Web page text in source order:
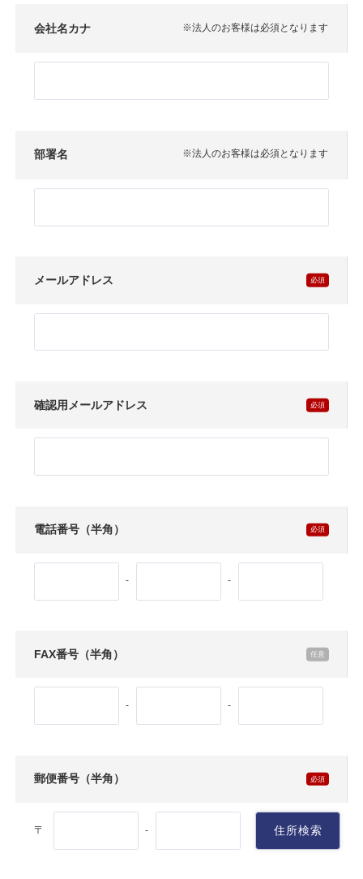
会社名カナ ※法人のお客様は必須となります
部署名 ※法人のお客様は必須となります
メールアドレス
確認用メールアドレス
電話番号（半角）
- -
FAX番号（半角）
- -
郵便番号（半角）
〒 - 住所検索